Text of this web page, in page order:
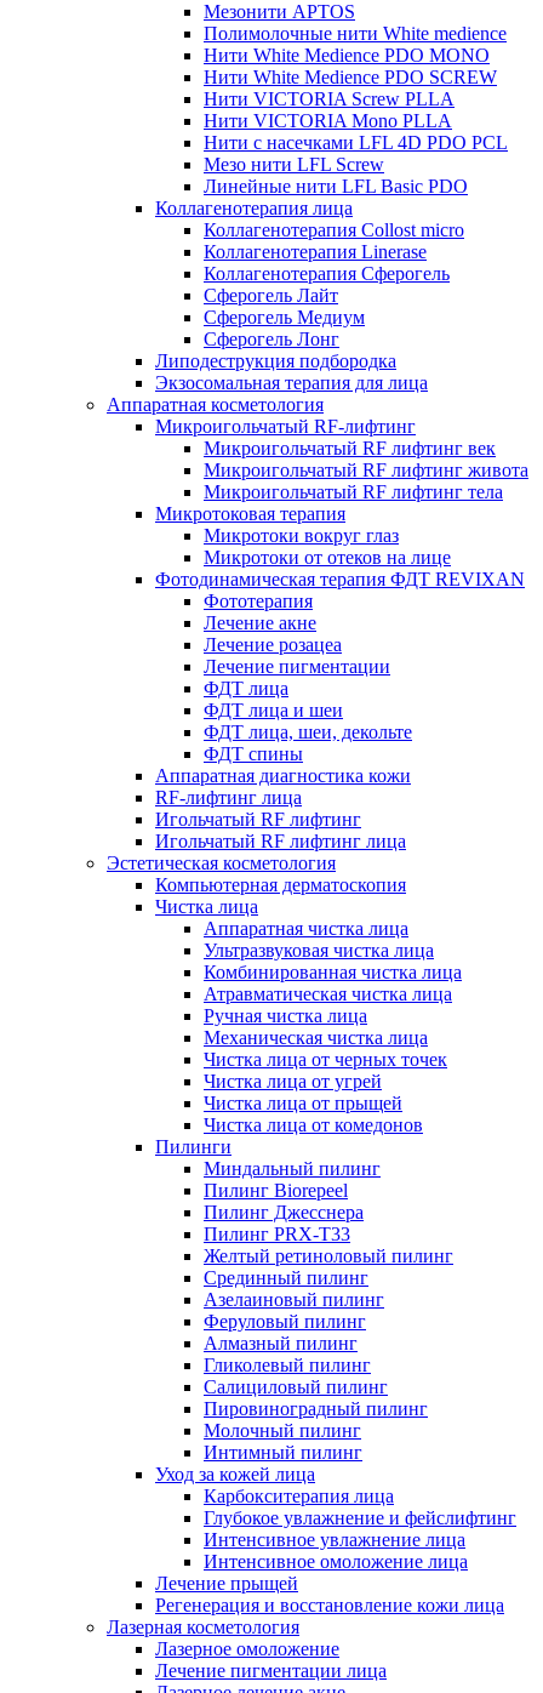
Мезонити APTOS
Полимолочные нити White medience
Нити White Medience PDO MONO
Нити White Medience PDO SCREW
Нити VICTORIA Screw PLLA
Нити VICTORIA Mono PLLA
Нити с насечками LFL 4D PDO PCL
Мезо нити LFL Screw
Линейные нити LFL Basic PDO
Коллагенотерапия лица
Коллагенотерапия Collost micro
Коллагенотерапия Linerase
Коллагенотерапия Сферогель
Сферогель Лайт
Сферогель Медиум
Сферогель Лонг
Липодеструкция подбородка
Экзосомальная терапия для лица
Аппаратная косметология
Микроигольчатый RF-лифтинг
Микроигольчатый RF лифтинг век
Микроигольчатый RF лифтинг живота
Микроигольчатый RF лифтинг тела
Микротоковая терапия
Микротоки вокруг глаз
Микротоки от отеков на лице
Фотодинамическая терапия ФДТ REVIXAN
Фототерапия
Лечение акне
Лечение розацеа
Лечение пигментации
ФДТ лица
ФДТ лица и шеи
ФДТ лица, шеи, декольте
ФДТ спины
Аппаратная диагностика кожи
RF-лифтинг лица
Игольчатый RF лифтинг
Игольчатый RF лифтинг лица
Эстетическая косметология
Компьютерная дерматоскопия
Чистка лица
Аппаратная чистка лица
Ультразвуковая чистка лица
Комбинированная чистка лица
Атравматическая чистка лица
Ручная чистка лица
Механическая чистка лица
Чистка лица от черных точек
Чистка лица от угрей
Чистка лица от прыщей
Чистка лица от комедонов
Пилинги
Миндальный пилинг
Пилинг Biorepeel
Пилинг Джесснера
Пилинг PRX-T33
Желтый ретиноловый пилинг
Срединный пилинг
Азелаиновый пилинг
Феруловый пилинг
Алмазный пилинг
Гликолевый пилинг
Салициловый пилинг
Пировиноградный пилинг
Молочный пилинг
Интимный пилинг
Уход за кожей лица
Карбокситерапия лица
Глубокое увлажнение и фейслифтинг
Интенсивное увлажнение лица
Интенсивное омоложение лица
Лечение прыщей
Регенерация и восстановление кожи лица
Лазерная косметология
Лазерное омоложение
Лечение пигментации лица